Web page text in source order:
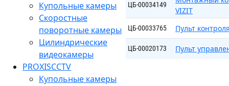
Купольные камеры
Скоростные
поворотные камеры
Цилиндрические
видеокамеры
PROXISCCTV
Купольные камеры
ЦБ-00034149
VIZIT
ЦБ-00033765 Пульт
ЦБ-00020173 Пульт